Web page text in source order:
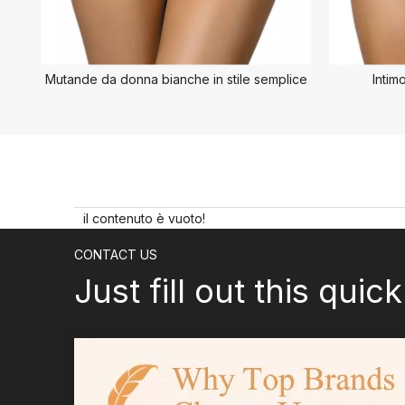
Mutande da donna bianche in stile semplice
il contenuto è vuoto!
CONTACT US
Just fill out this